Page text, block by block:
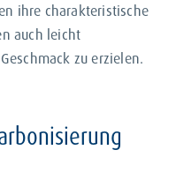
ihre charakteristische
auch leicht
zu erzielen.